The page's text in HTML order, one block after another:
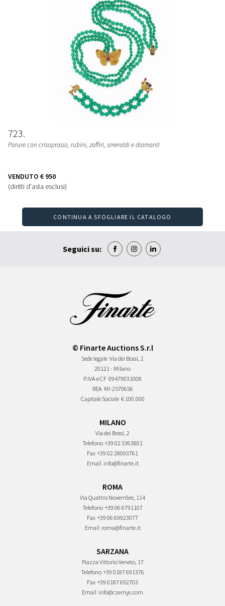
723
Parure con crisoprasio, rubini, zaffiri, smeraldi e diamanti
VENDUTO € 950
(diritti d'asta esclusi)
CONTINUA A SFOGLIARE IL CATALOGO
Seguici su:
© Finarte Auctions S.r.l
Sede legale Via dei Bossi, 2
20121 - Milano
P.IVA e CF 09479031008
REA MI-2570656
Capitale Sociale € 100.000
MILANO
Via dei Bossi, 2
Telefono +39 02 3363801
Fax +39 02 28093761
Email info@finarte.it
ROMA
Via Quattro Novembre, 114
Telefono +39 06 6791107
Fax +39 06 69923077
Email roma@finarte.it
SARZANA
Piazza Vittorio Veneto, 17
Telefono +39 0187 691376
Fax +39 0187 692703
Email info@czernys.com